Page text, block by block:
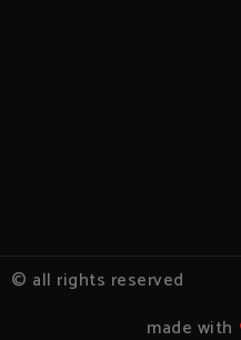
© all rights reserved
made with